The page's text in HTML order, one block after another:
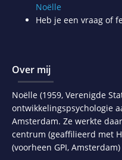
Noëlle
Heb je een vraag of
Over mij
Noëlle (1959, Verenigde
ontwikkelingspsychologie
Amsterdam. Ze werkte
centrum (geaffilieerd met
(voorheen GPI, Amsterdam)